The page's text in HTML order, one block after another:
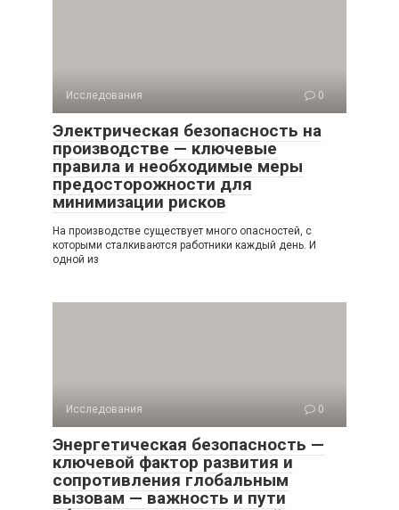
Исследования 0
Электрическая безопасность на
производстве — ключевые
правила и необходимые меры
предосторожности для
минимизации рисков
На производстве существует много опасностей, с
которыми сталкиваются работники каждый день. И
одной из
Исследования 0
Энергетическая безопасность —
ключевой фактор развития и
сопротивления глобальным
вызовам — важность и пути